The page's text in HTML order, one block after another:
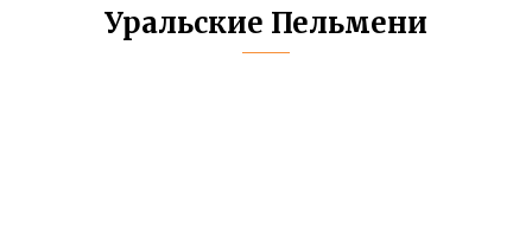
Уральские Пельмени